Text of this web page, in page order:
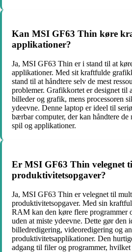
Kan MSI GF63 Thin køre
applikationer?
Ja, MSI GF63 Thin er i stand til at
applikationer. Med sit kraftfulde
stand til at håndtere selv de mest
problemer. Grafikkortet er designet til
billeder og grafik, mens processoren
ydeevne. Denne laptop er ideel til
bærbar computer, der kan håndtere
spil og applikationer.
Er MSI GF63 Thin velegnet
produktivitetsopgaver?
Ja, MSI GF63 Thin er velegnet til
produktivitetsopgaver. Med sin
RAM kan den køre flere programmer
uden at miste ydeevne. Dette gør den
billedredigering, videoredigering og
produktivitetsapplikationer. Den
adgang til filer og programmer,